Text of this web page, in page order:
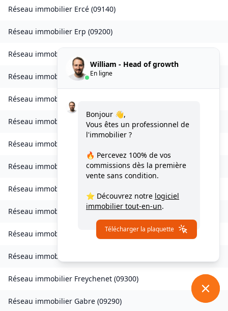
Réseau immobilier Ercé (09140)
Réseau immobilier Erp (09200)
Réseau immobilier
Réseau immobilierEsplas(09700
Réseau immobilier
Réseau immobilier Eycheil( 09200)
Réseau immobilier
Réseau immobilier Ferrières-sur-Ariège(09000)
Réseau immobilier
Réseau immobilier Fornex(09350)
Réseau immobilier Le Fossat (09130 )
Réseau immobilier
Réseau immobilier Freychenet (09300)
Réseau immobilier Gabre (09290)
William - Head of growth
En ligne
Bonjour 👋,
Vous êtes un professionnel de
l'immobilier ?
🔥 Percevez 100% de vos
commissions dès la première
vente sans condition.
⭐ Découvrez notre logiciel
immobilier tout-en-un.
Télécharger la plaquette